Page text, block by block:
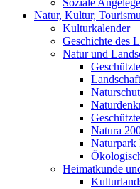
Soziale
Natur, Kultur,
Kulturkalender
Geschichte des
Natur und
Natura
Naturpark
Heimatkunde